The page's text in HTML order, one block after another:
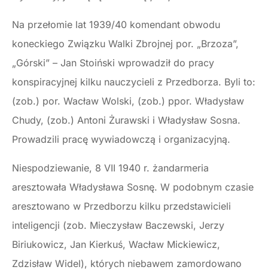
Na przełomie lat 1939/40 komendant obwodu
koneckiego Związku Walki Zbrojnej por. „Brzoza”,
„Górski” – Jan Stoiński wprowadził do pracy
konspiracyjnej kilku nauczycieli z Przedborza. Byli to:
(zob.) por. Wacław Wolski, (zob.) ppor. Władysław
Chudy, (zob.) Antoni Żurawski i Władysław Sosna.
Prowadzili pracę wywiadowczą i organizacyjną.
Niespodziewanie, 8 VII 1940 r. żandarmeria
aresztowała Władysława Sosnę. W podobnym czasie
aresztowano w Przedborzu kilku przedstawicieli
inteligencji (zob. Mieczysław Baczewski, Jerzy
Biriukowicz, Jan Kierkuś, Wacław Mickiewicz,
Zdzisław Widel), których niebawem zamordowano